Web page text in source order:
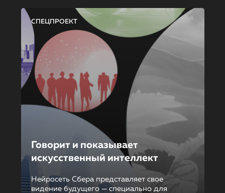
СПЕЦПРОЕКТ
Говорит и показывает
искусственный интеллект
Нейросеть Сбера представляет свое
видение будущего — специально для